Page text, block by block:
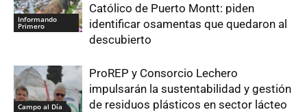
Informando
Primero
Católico de Puerto Montt: piden
identificar osamentas que quedaron al
descubierto
Campo al Día
ProREP y Consorcio Lechero
impulsarán la sustentabilidad y gestión
de residuos plásticos en sector lácteo